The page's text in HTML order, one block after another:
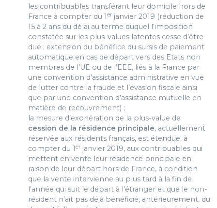
les contribuables transférant leur domicile hors de
France à compter du 1er janvier 2019 (réduction de
15 à 2 ans du délai au terme duquel l’imposition
constatée sur les plus-values latentes cesse d’être
due ; extension du bénéfice du sursis de paiement
automatique en cas de départ vers des Etats non
membres de l’UE ou de l’EEE, liés à la France par
une convention d’assistance administrative en vue
de lutter contre la fraude et l’évasion fiscale ainsi
que par une convention d’assistance mutuelle en
matière de recouvrement) ;
la mesure d’exonération de la plus-value de
cession de la résidence principale, actuellement
réservée aux résidents français, est étendue, à
compter du 1er janvier 2019, aux contribuables qui
mettent en vente leur résidence principale en
raison de leur départ hors de France, à condition
que la vente intervienne au plus tard à la fin de
l’année qui suit le départ à l’étranger et que le non-
résident n’ait pas déjà bénéficié, antérieurement, du